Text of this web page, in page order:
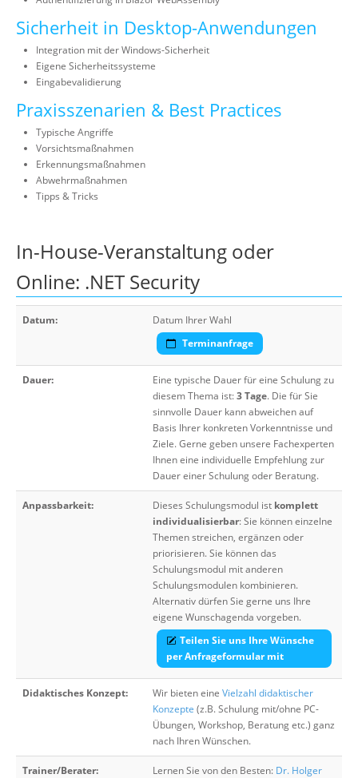
Sicherheit in Desktop-Anwendungen
Integration mit der Windows-Sicherheit
Eigene Sicherheitssysteme
Eingabevalidierung
Praxisszenarien & Best Practices
Typische Angriffe
Vorsichtsmaßnahmen
Erkennungsmaßnahmen
Abwehrmaßnahmen
Tipps & Tricks
In-House-Veranstaltung oder
Online: .NET Security
Datum:
Datum Ihrer Wahl
Terminanfrage
Dauer:
Eine typische Dauer für eine Schulung zu
diesem Thema ist:3 Tage. Die für Sie
sinnvolle Dauer kann abweichen auf
Basis Ihrer konkreten Vorkenntnisse und
Ziele. Gerne geben unsere Fachexperten
Ihnen eine individuelle Empfehlung zur
Dauer einer Schulung oder Beratung.
Anpassbarkeit: Dieses Schulungsmodul ist komplett
individualisierbar: Sie können einzelne
Themen streichen, ergänzen oder
priorisieren. Sie können das
Schulungsmodul mit anderen
Schulungsmodulen kombinieren.
Alternativ dürfen Sie gerne uns Ihre
eigene Wunschagenda vorgeben.
Teilen Sie uns Ihre Wünsche
per Anfrageformular mit
Didaktisches Konzept: Wir bieten eine Vielzahl didaktischer
Konzepte (z.B. Schulung mit/ohne PC-
Übungen, Workshop, Beratung etc.) ganz
nach Ihren Wünschen.
Trainer/Berater: Lernen Sie von den Besten: Dr. Holger